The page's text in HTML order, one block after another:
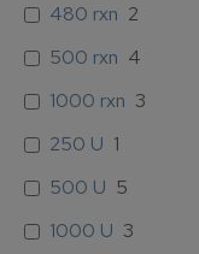
480 rxn 2
500 rxn 4
1000 rxn 3
250 U 1
500 U 5
1000 U 3